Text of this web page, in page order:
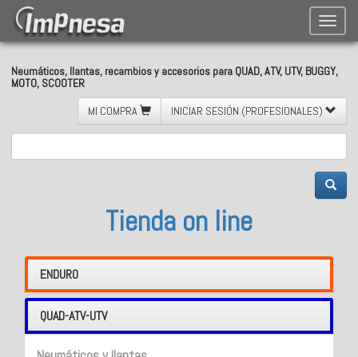
Toggle
Neumáticos, llantas, recambios y accesorios para QUAD, ATV, UTV, BUGGY,
MOTO, SCOOTER
MI COMPRA
INICIAR SESIÓN (PROFESIONALES)
Tienda on line
ENDURO
QUAD-ATV-UTV